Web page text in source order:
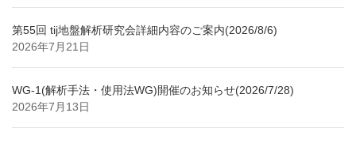
第55回 tij地盤解析研究会詳細内容のご案内(2026/8/6)
2026年7月21日
WG-1(解析手法・使用法WG)開催のお知らせ(2026/7/28)
2026年7月13日